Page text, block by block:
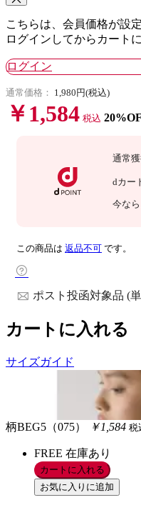
こちらは、会員価格が設
ログインしてからカート
ログイン
通常価格： 1,980円(税込)
￥1,584 税込
通常
dカー
今なら
この商品は 返品不可 です。
ポスト投函対象品 (
カートに入れる
サイズガイド
柄BEG5（075） ￥1,584 税
FREE 在庫あり
カートに入れる
お気に入りに追加